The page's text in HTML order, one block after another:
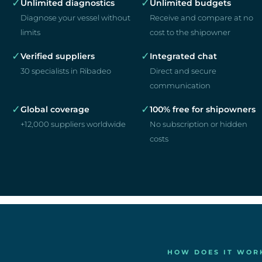
✓ Unlimited diagnostics
Diagnose your vessel without
limits
✓ Unlimited budgets
Receive and compare at no
cost to the shipowner
✓Verified suppliers
30 specialists in Ribadeo
✓ Integrated chat
Direct and secure
communication
✓Global coverage
+12,000 suppliers worldwide
✓100% free for shipowners
No subscription or hidden
costs
HOW DOES IT